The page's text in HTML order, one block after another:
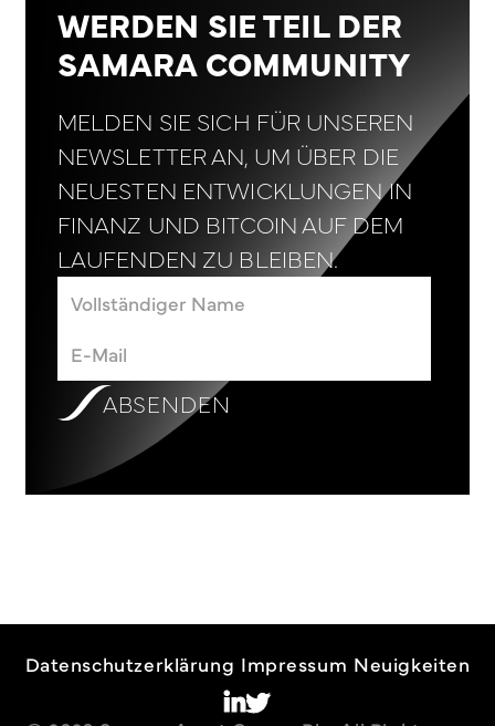
WERDEN SIE TEIL DER
SAMARA COMMUNITY
MELDEN SIE SICH FÜR UNSEREN
NEWSLETTER AN, UM ÜBER DIE
NEUESTEN ENTWICKLUNGEN IN
FINANZ UND BITCOIN AUF DEM
LAUFENDEN ZU BLEIBEN.
ABSENDEN
Datenschutzerklärung Impressum Neuigkeiten
